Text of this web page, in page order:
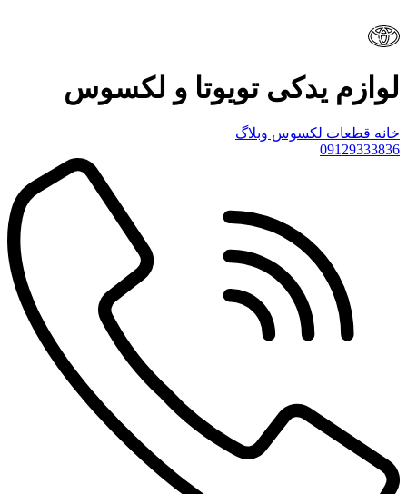
لوازم یدکی تویوتا و لکسوس
خانه قطعات لکسوس وبلاگ
09129333836